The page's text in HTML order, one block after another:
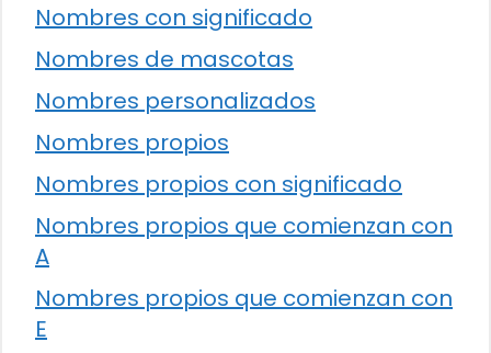
Nombres con significado
Nombres de mascotas
Nombres personalizados
Nombres propios
Nombres propios con significado
Nombres propios que comienzan con
A
Nombres propios que comienzan con
E